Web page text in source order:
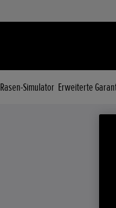
Rasen-Simulator Erweiterte